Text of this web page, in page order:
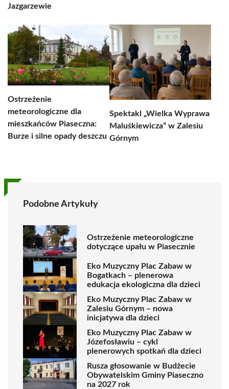
Jazgarzewie
Ostrzeżenie
meteorologiczne dla
mieszkańców Piaseczna:
Burze i silne opady deszczu
Spektakl „Wielka Wyprawa
Maluśkiewicza” w Zalesiu
Górnym
Podobne Artykuły
Ostrzeżenie meteorologiczne
dotyczące upału w Piasecznie
Eko Muzyczny Plac Zabaw w
Bogatkach – plenerowa
edukacja ekologiczna dla dzieci
Eko Muzyczny Plac Zabaw w
Zalesiu Górnym – nowa
inicjatywa dla dzieci
Eko Muzyczny Plac Zabaw w
Józefosławiu – cykl
plenerowych spotkań dla dzieci
Rusza głosowanie w Budżecie
Obywatelskim Gminy Piaseczno
na 2027 rok